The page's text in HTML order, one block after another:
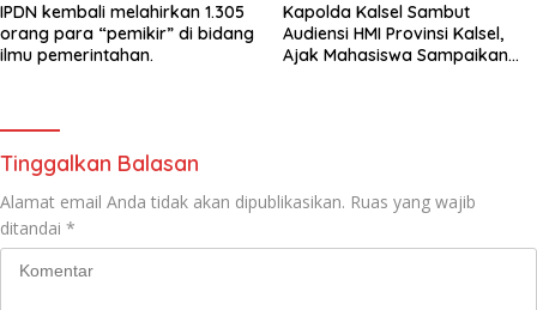
IPDN kembali melahirkan 1.305
orang para “pemikir” di bidang
ilmu pemerintahan.
Kapolda Kalsel Sambut
Audiensi HMI Provinsi Kalsel,
Ajak Mahasiswa Sampaikan
Tinggalkan Balasan
Alamat email Anda tidak akan dipublikasikan. Ruas yang wajib
ditandai *